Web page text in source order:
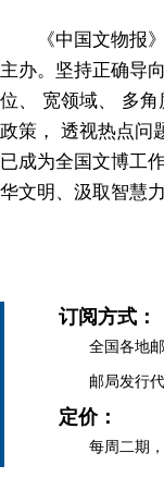
《中国文物报》
主办。坚持正确导
位、 宽领域、 多
政策， 透视热点问
已成为全国文博工
华文明、汲取智慧
订阅方式：
全国各地邮
邮局发行代
定价：
每周二期，